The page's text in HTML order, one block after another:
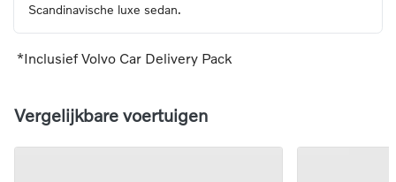
Scandinavische luxe sedan.
*Inclusief Volvo Car Delivery Pack
Vergelijkbare voertuigen